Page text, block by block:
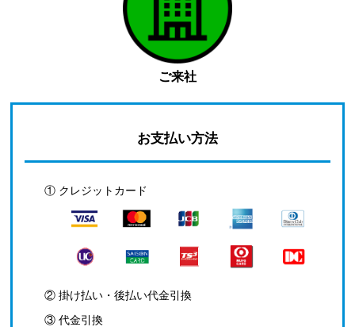
ご来社
お支払い方法
① クレジットカード
② 掛け払い・後払い代金引換
③ 代金引換